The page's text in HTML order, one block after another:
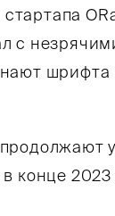
с
шрифта
конце 2023